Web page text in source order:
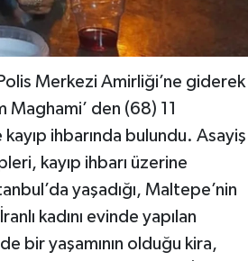
Merkezi Amirliği’ne giderek
Maghami’ den (68) 11
ihbarında bulundu. Asayiş
kayıp ihbarı üzerine
yaşadığı, Maltepe’nin
kadını evinde yapılan
bir yaşamının olduğu kira,